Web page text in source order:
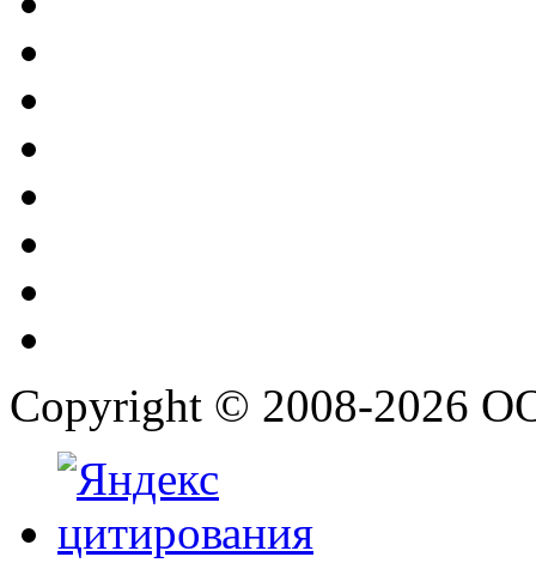
Copyright © 2008-2026